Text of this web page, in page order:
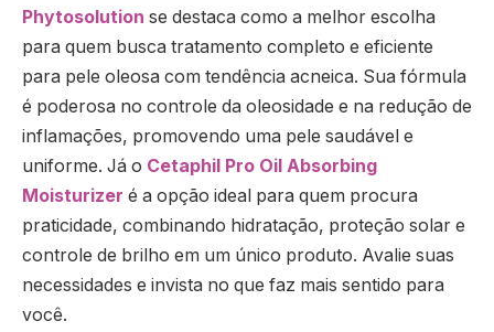
Phytosolution se destaca como a melhor escolha
para quem busca tratamento completo e eficiente
para pele oleosa com tendência acneica. Sua fórmula
é poderosa no controle da oleosidade e na redução de
inflamações, promovendo uma pele saudável e
uniforme. Já o Cetaphil Pro Oil Absorbing
Moisturizer é a opção ideal para quem procura
praticidade, combinando hidratação, proteção solar e
controle de brilho em um único produto. Avalie suas
necessidades e invista no que faz mais sentido para
você.